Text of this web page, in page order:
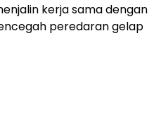
kerja sama dengan
peredaran gelap